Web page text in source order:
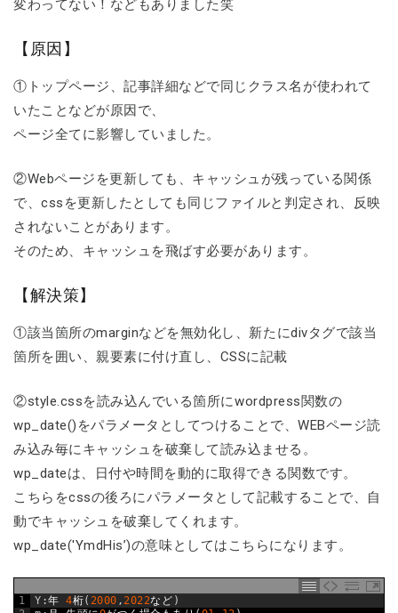
変わってない！などもありました笑
【原因】
①トップページ、記事詳細などで同じクラス名が使われて
いたことなどが原因で、
ページ全てに影響していました。
②Webページを更新しても、キャッシュが残っている関係
で、cssを更新したとしても同じファイルと判定され、反映
されないことがあります。
そのため、キャッシュを飛ばす必要があります。
【解決策】
①該当箇所のmarginなどを無効化し、新たにdivタグで該当
箇所を囲い、親要素に付け直し、CSSに記載
②style.cssを読み込んでいる箇所にwordpress関数の
wp_date()をパラメータとしてつけることで、WEBページ読
み込み毎にキャッシュを破棄して読み込ませる。
wp_dateは、日付や時間を動的に取得できる関数です。
こちらをcssの後ろにパラメータとして記載することで、自
動でキャッシュを破棄してくれます。
wp_date('YmdHis’)の意味としてはこちらになります。
1
Y :年 4桁( 2000 , 2022など )